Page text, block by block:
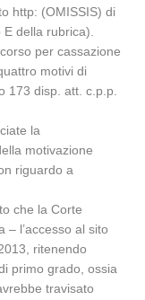
http: (OMISSIS) di
della rubrica).
per cassazione
motivi di
173 disp. att. c.p.p.
la
motivazione
riguardo a
che la Corte
– l’accesso al sito
ritenendo
primo grado, ossia
travisato